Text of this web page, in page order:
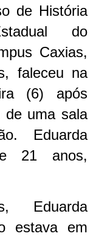
de História
do
Caxias,
faleceu na
(6) após
de uma sala
Eduarda
21 anos,
Eduarda
estava em